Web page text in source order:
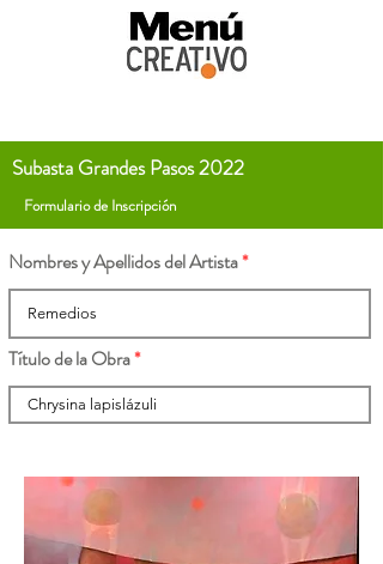
Subasta Grandes Pasos 2022
Formulario de Inscripción
Nombres y Apellidos del Artista
Título de la Obra